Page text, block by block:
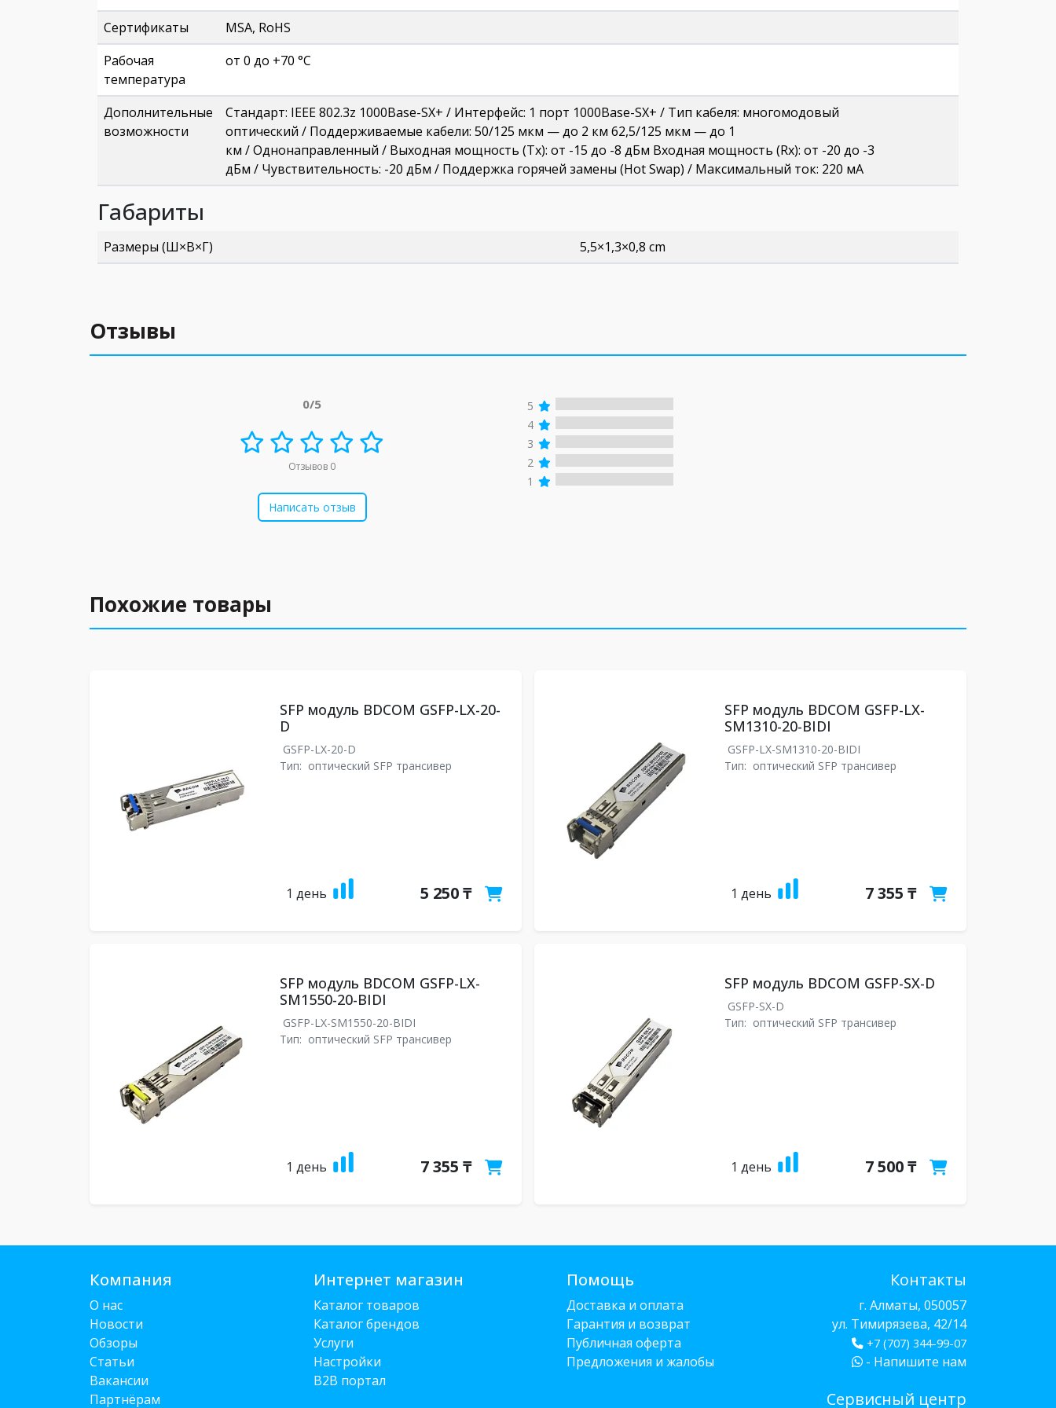
Сертификаты
MSA, RoHS
Рабочая
температура
от 0 до +70 °C
Дополнительные
возможности
Стандарт: IEEE 802.3z 1000Base-SX+ / Интерфейс: 1 порт 1000Base-SX+ / Тип кабеля: многомодовый
оптический / Поддерживаемые кабели: 50/125 мкм — до 2 км 62,5/125 мкм — до 1
км / Однонаправленный / Выходная мощность (Tx): от -15 до -8 дБм Входная мощность (Rx): от -20 до -3
дБм / Чувствительность: -20 дБм / Поддержка горячей замены (Hot Swap) / Максимальный ток: 220 мА
Габариты
Размеры (Ш×В×Г) 5,5×1,3×0,8 cm
Отзывы
0/5
Отзывов 0
Написать отзыв
5
4
3
2
1
Похожие товары
SFP модуль BDCOM GSFP-LX-20-
D
GSFP-LX-20-D
Тип: оптический SFP трансивер
1 день 5 250 ₸
SFP модуль BDCOM GSFP-LX-
SM1310-20-BIDI
GSFP-LX-SM1310-20-BIDI
Тип: оптический SFP трансивер
1 день 7 355 ₸
SFP модуль BDCOM GSFP-LX-
SM1550-20-BIDI
GSFP-LX-SM1550-20-BIDI
Тип: оптический SFP трансивер
1 день 7 355 ₸
SFP модуль BDCOM GSFP-SX-D
GSFP-SX-D
Тип: оптический SFP трансивер
1 день 7 500 ₸
Компания
О нас
Новости
Обзоры
Статьи
Вакансии
Партнёрам
Интернет магазин
Каталог товаров
Каталог брендов
Услуги
Настройки
B2B портал
Помощь
Доставка и оплата
Гарантия и возврат
Публичная оферта
Предложения и жалобы
Контакты
г. Алматы, 050057
ул. Тимирязева, 42/14
+7 (707) 344-99-07
- Напишите нам
Сервисный центр